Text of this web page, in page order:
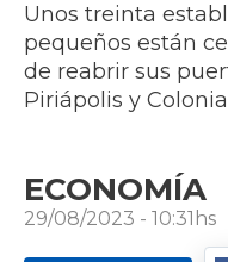
Unos treinta
pequeños están
de reabrir sus
Piriápolis y
ECONOMÍA
29/08/2023 - 10:31hs